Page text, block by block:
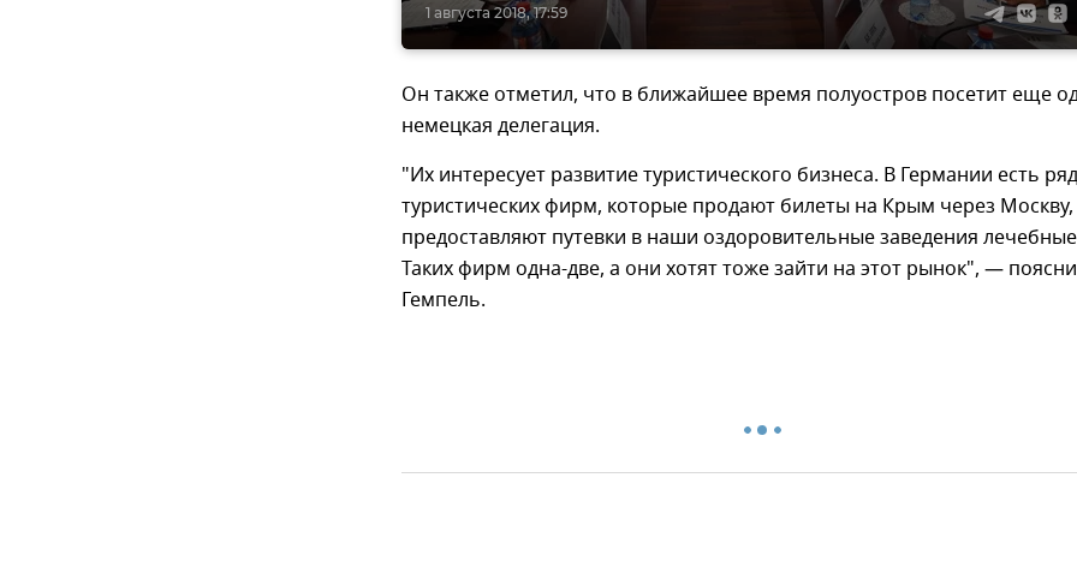
1 августа 2018, 17:59
Он также отметил, что в ближайшее время полуостров посетит еще
немецкая делегация.
"Их интересует развитие туристического бизнеса. В Германии есть ряд
туристических фирм, которые продают билеты на Крым через Москву,
предоставляют путевки в наши оздоровительные заведения
Таких фирм одна-две, а они хотят тоже зайти на этот рынок", —
Гемпель.